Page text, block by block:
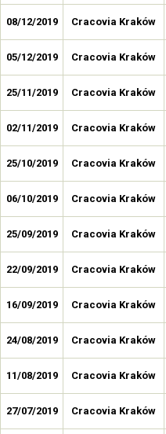
08/12/2019 Cracovia Kraków
05/12/2019 Cracovia Kraków
25/11/2019 Cracovia Kraków
02/11/2019 Cracovia Kraków
25/10/2019 Cracovia Kraków
06/10/2019 Cracovia Kraków
25/09/2019 Cracovia Kraków
22/09/2019 Cracovia Kraków
16/09/2019 Cracovia Kraków
24/08/2019 Cracovia Kraków
11/08/2019 Cracovia Kraków
27/07/2019 Cracovia Kraków